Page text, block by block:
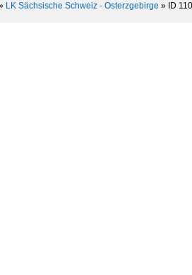
LK Sächsische Schweiz - Osterzgebirge » ID